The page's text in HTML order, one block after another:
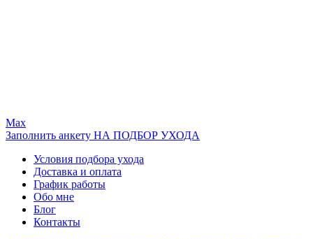
Max
Заполнить анкету НА ПОДБОР УХОДА
Условия подбора ухода
Доставка и оплата
График работы
Обо мне
Блог
Контакты